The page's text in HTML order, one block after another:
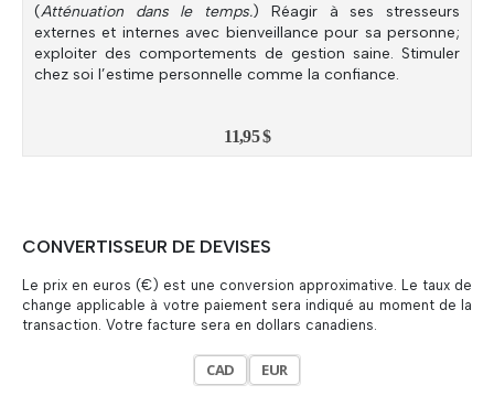
(Atténuation dans le temps.) Réagir à ses stresseurs
externes et internes avec bienveillance pour sa personne;
exploiter des comportements de gestion saine. Stimuler
chez soi l’estime personnelle comme la confiance.
11,95$
CONVERTISSEUR DE DEVISES
Le prix en euros (€) est une conversion approximative. Le taux de
change applicable à votre paiement sera indiqué au moment de la
transaction. Votre facture sera en dollars canadiens.
CAD EUR